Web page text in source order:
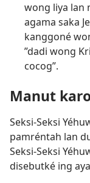
wong liya lan
agama saka
kanggoné
”dadi wong
cocog”.
Manut
Seksi-Seksi
pamréntah lan
Seksi-Seksi
disebutké ing